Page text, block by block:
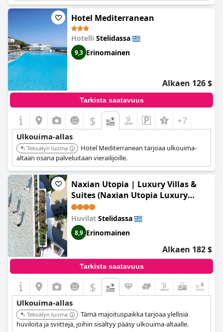
kuitenkin hotellin kohokohta ja loistava paikka rentoutua
Naxoksen saarella oleskelun aikana.
Altaan pinta-alan koko: 160
Milloin uima-allasalue on auki? Alkaen 1 Toukokuu osoitteeseen 15
Hotel Mediterranean
Hotelli Stelidassa
9,3 Erinomainen
Alkaen 126 $
Tarkista saatavuus
$ +7
Ulkouima-allas
Tekoälyn luoma
Hotel Mediterranean tarjoaa ulkouima-
altaan osana palveluitaan vierailijoille.
Naxian Utopia | Luxury Villas &
Suites (Naxian Utopia Luxury
Villas)
Huvilat Stelidassa
8,9 Erinomainen
Alkaen 182 $
Tarkista saatavuus
$
Ulkouima-allas
Tekoälyn luoma
Tämä majoituspaikka tarjoaa ylellisiä
huviloita ja sviittejä, joihin sisältyy pääsy ulkouima-altaalle.